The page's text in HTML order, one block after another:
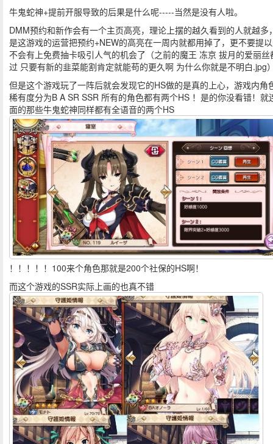
牛鬼蛇神+提前开服导致的后果是什么呢-----当然是没有人啦。
DMM预约和新作会有一个主页高亮，理论上摆的越久看到的人就越多
是这游戏的运营把预约+NEW的高亮在一周内就都用掉了，更不要提
不会有上免费抽卡吸引人气的机会了（之前的魔王 冻京 拔月的爱丽丝
过 只要有新的韭菜能割肯定就能苟的更久啊 为什么你就是不明白.jpg
但是这个游戏玩了一阵后就会发现它的HS做的是真的上心，游戏内角
稀有度分为B A SR SSR 所有的角色都有两个HS ！是的你没看错！就
面的那些牛鬼蛇神同样都有全语音的两个HS
！！！！！100来个角色那就是200个社保的HS啊！
而这个游戏的SSR实际上画的也真不错